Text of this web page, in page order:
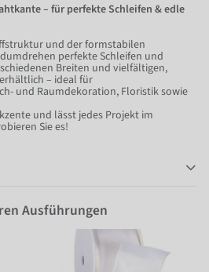
– für perfekte Schleifen & edle
und der formstabilen
perfekte Schleifen und
Breiten und vielfältigen,
– ideal für
und Raumdekoration, Floristik sowie
und lässt jedes Projekt im
Sie es!
Ausführungen